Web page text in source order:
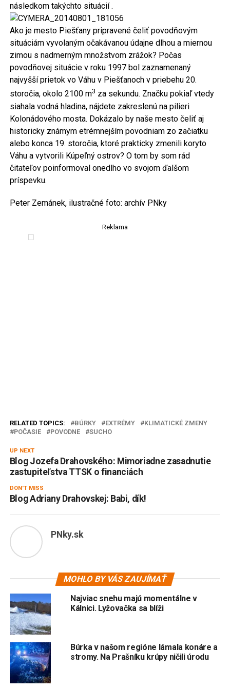
následkom takýchto situácií .
Ako je mesto Piešťany pripravené čeliť povodňovým
situáciám vyvolaným očakávanou údajne dlhou a miernou
zimou s nadmerným množstvom zrážok? Počas
povodňovej situácie v roku 1997 bol zaznamenaný
najvyšší prietok vo Váhu v Piešťanoch v priebehu 20.
storočia, okolo 2100 m3 za sekundu. Značku pokiaľ vtedy
siahala vodná hladina, nájdete zakreslenú na pilieri
Kolonádového mosta. Dokázalo by naše mesto čeliť aj
historicky známym etrémnejším povodniam zo začiatku
alebo konca 19. storočia, ktoré prakticky zmenili koryto
Váhu a vytvorili Kúpeľný ostrov? O tom by som rád
čitateľov poinformoval onedlho vo svojom ďalšom
príspevku.
Peter Zemánek, ilustračné foto: archív PNky
Reklama
RELATED TOPICS: BÚRKY EXTRÉMY
KLIMATICKÉ ZMENY
POČASIE
POVODNE SUCHO
UP NEXT
Blog Jozefa Drahovského: Mimoriadne zasadnutie
zastupiteľstva TTSK o financiách
DON'T MISS
Blog Adriany Drahovskej: Babi, dík!
PNky.sk
MOHLO BY VÁS ZAUJÍMAŤ
Najviac snehu majú momentálne v
Kálnici. Lyžovačka sa blíži
Búrka v našom regióne lámala konáre a
stromy. Na Prašníku krúpy ničili úrodu